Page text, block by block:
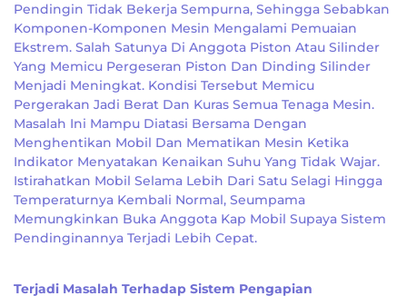
Pendingin Tidak Bekerja Sempurna, Sehingga Sebabkan
Komponen-Komponen Mesin Mengalami Pemuaian
Ekstrem. Salah Satunya Di Anggota Piston Atau Silinder
Yang Memicu Pergeseran Piston Dan Dinding Silinder
Menjadi Meningkat. Kondisi Tersebut Memicu
Pergerakan Jadi Berat Dan Kuras Semua Tenaga Mesin.
Masalah Ini Mampu Diatasi Bersama Dengan
Menghentikan Mobil Dan Mematikan Mesin Ketika
Indikator Menyatakan Kenaikan Suhu Yang Tidak Wajar.
Istirahatkan Mobil Selama Lebih Dari Satu Selagi Hingga
Temperaturnya Kembali Normal, Seumpama
Memungkinkan Buka Anggota Kap Mobil Supaya Sistem
Pendinginannya Terjadi Lebih Cepat.
Terjadi Masalah Terhadap Sistem Pengapian